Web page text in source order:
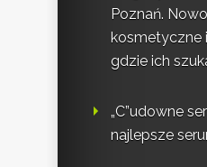
Poznań.
kosmetyczne
gdzie ich
„C”udowne
najlepsze